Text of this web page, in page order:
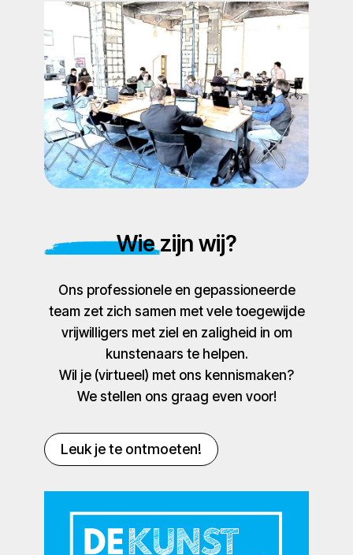
Wie zijn wij?
Ons professionele en gepassioneerde
team zet zich samen met vele toegewijde
vrijwilligers met ziel en zaligheid in om
kunstenaars te helpen.
Wil je (virtueel) met ons kennismaken?
We stellen ons graag even voor!
Leuk je te ontmoeten!